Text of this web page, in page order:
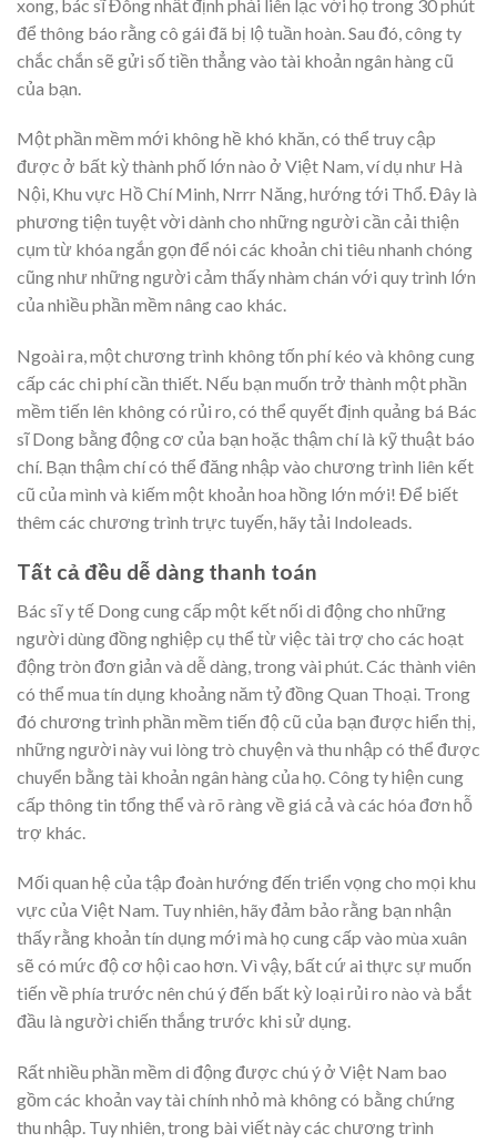
xong, bác sĩ Đông nhất định phải liên lạc với họ trong 30 phút
để thông báo rằng cô gái đã bị lộ tuần hoàn. Sau đó, công ty
chắc chắn sẽ gửi số tiền thẳng vào tài khoản ngân hàng cũ
của bạn.
Một phần mềm mới không hề khó khăn, có thể truy cập
được ở bất kỳ thành phố lớn nào ở Việt Nam, ví dụ như Hà
Nội, Khu vực Hồ Chí Minh, Nrrr Năng, hướng tới Thổ. Đây là
phương tiện tuyệt vời dành cho những người cần cải thiện
cụm từ khóa ngắn gọn để nói các khoản chi tiêu nhanh chóng
cũng như những người cảm thấy nhàm chán với quy trình lớn
của nhiều phần mềm nâng cao khác.
Ngoài ra, một chương trình không tốn phí kéo và không cung
cấp các chi phí cần thiết. Nếu bạn muốn trở thành một phần
mềm tiến lên không có rủi ro, có thể quyết định quảng bá Bác
sĩ Dong bằng động cơ của bạn hoặc thậm chí là kỹ thuật báo
chí. Bạn thậm chí có thể đăng nhập vào chương trình liên kết
cũ của mình và kiếm một khoản hoa hồng lớn mới! Để biết
thêm các chương trình trực tuyến, hãy tải Indoleads.
Tất cả đều dễ dàng thanh toán
Bác sĩ y tế Dong cung cấp một kết nối di động cho những
người dùng đồng nghiệp cụ thể từ việc tài trợ cho các hoạt
động tròn đơn giản và dễ dàng, trong vài phút. Các thành viên
có thể mua tín dụng khoảng năm tỷ đồng Quan Thoại. Trong
đó chương trình phần mềm tiến độ cũ của bạn được hiển thị,
những người này vui lòng trò chuyện và thu nhập có thể được
chuyển bằng tài khoản ngân hàng của họ. Công ty hiện cung
cấp thông tin tổng thể và rõ ràng về giá cả và các hóa đơn hỗ
trợ khác.
Mối quan hệ của tập đoàn hướng đến triển vọng cho mọi khu
vực của Việt Nam. Tuy nhiên, hãy đảm bảo rằng bạn nhận
thấy rằng khoản tín dụng mới mà họ cung cấp vào mùa xuân
sẽ có mức độ cơ hội cao hơn. Vì vậy, bất cứ ai thực sự muốn
tiến về phía trước nên chú ý đến bất kỳ loại rủi ro nào và bắt
đầu là người chiến thắng trước khi sử dụng.
Rất nhiều phần mềm di động được chú ý ở Việt Nam bao
gồm các khoản vay tài chính nhỏ mà không có bằng chứng
thu nhập. Tuy nhiên, trong bài viết này các chương trình